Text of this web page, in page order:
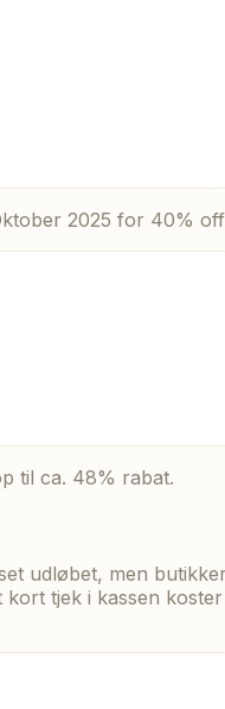
2025 for 40%
til ca. 48% rabat.
udløbet, men
kort tjek i kassen koster